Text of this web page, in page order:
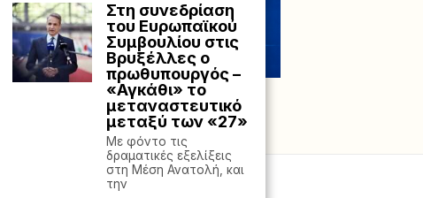
Στη συνεδρίαση
του Ευρωπαϊκού
Συμβουλίου στις
Βρυξέλλες ο
πρωθυπουργός –
«Αγκάθι» το
μεταναστευτικό
μεταξύ των «27»
Με φόντο τις
δραματικές εξελίξεις
στη Μέση Ανατολή, και
την